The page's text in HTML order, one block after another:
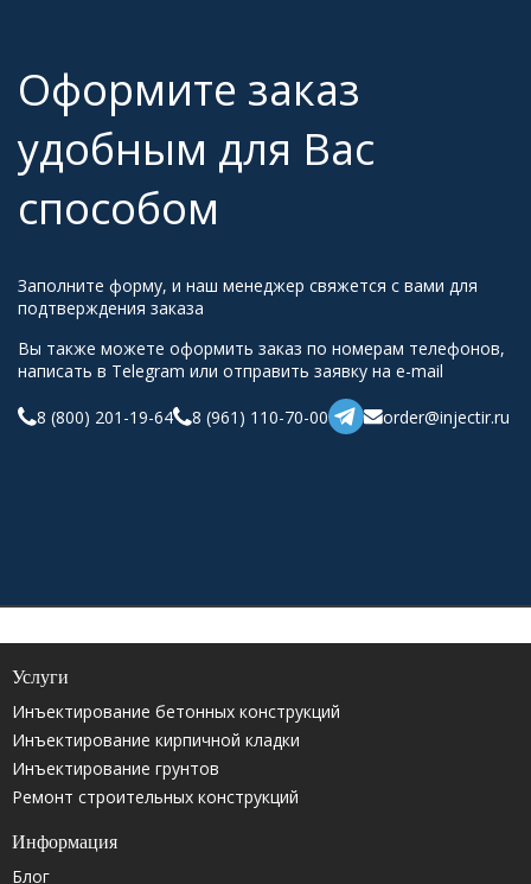
Оформите заказ
удобным для Вас
способом
Заполните форму, и наш менеджер свяжется с вами для
подтверждения заказа
Вы также можете оформить заказ по номерам телефонов,
написать в Telegram или отправить заявку на e-mail
8 (800) 201-19-64 8 (961) 110-70-00 order@injectir.ru
Услуги
Инъектирование бетонных конструкций
Инъектирование кирпичной кладки
Инъектирование грунтов
Ремонт строительных конструкций
Информация
Блог